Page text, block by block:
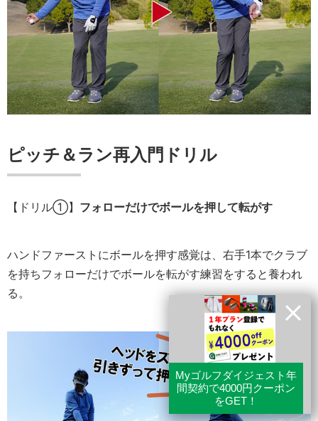
ピッチ＆ラン再入門ドリル
【ドリル①】 フォローだけでボールを押して転がす
ハンドファーストにボールを押す感覚は、右手1本でクラブ
を持ちフォローだけでボールを転がす練習をすると養われ
る。